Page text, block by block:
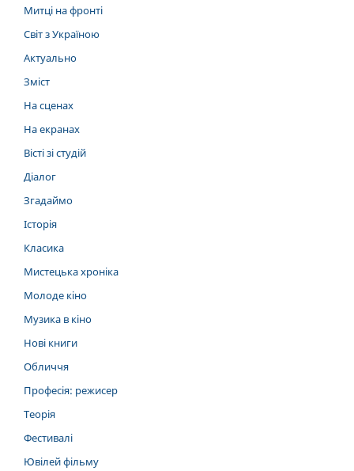
Митці на фронті
Світ з Україною
Актуально
Зміст
На сценах
На екранах
Вісті зі студій
Діалог
Згадаймо
Історія
Класика
Мистецька хроніка
Молоде кіно
Музика в кіно
Нові книги
Обличчя
Професія: режисер
Теорія
Фестивалі
Ювілей фільму